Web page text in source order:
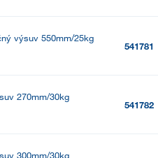
výsuv 550mm/25kg
541781
270mm/30kg
541782
300mm/30kg